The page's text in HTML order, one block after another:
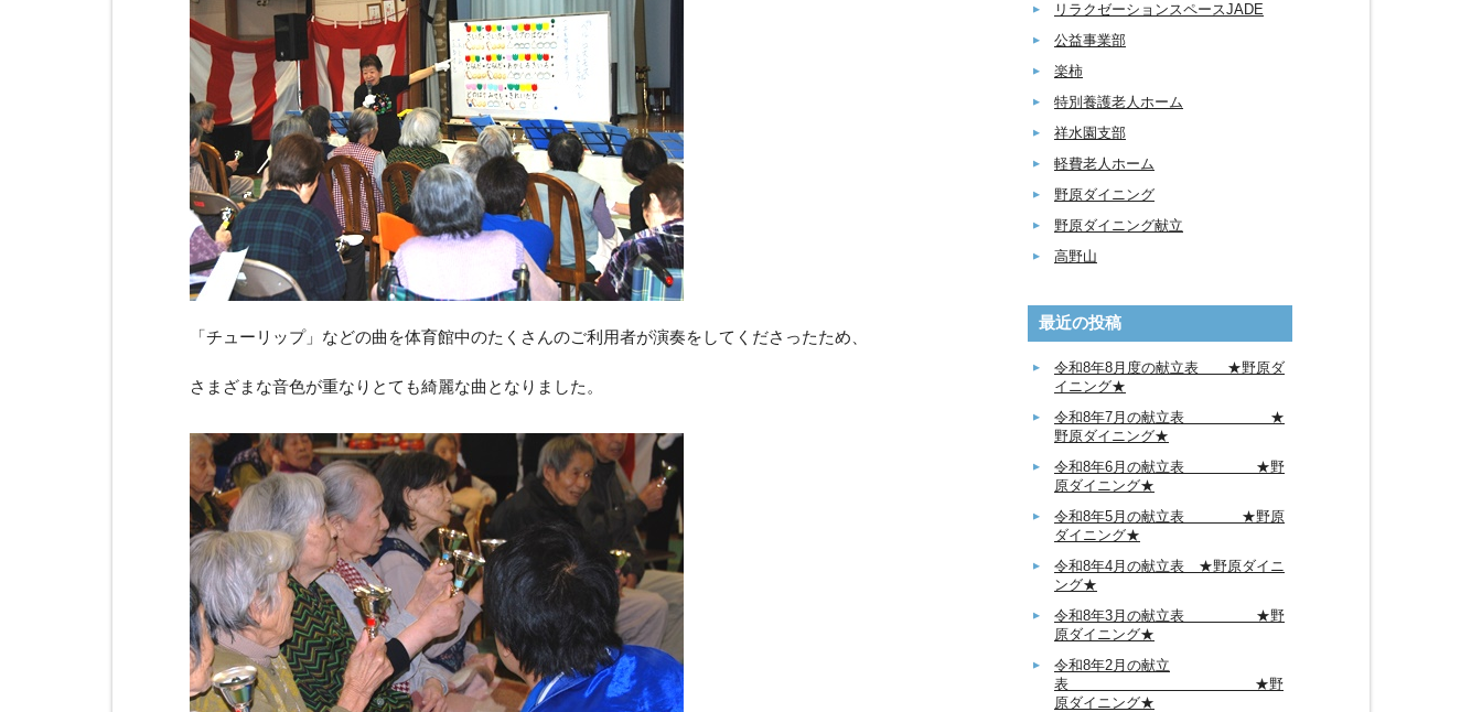
「チューリップ」などの曲を体育館中のたくさんのご利用者が演奏をしてくださったため、
さまざまな音色が重なりとても綺麗な曲となりました。
リラクゼーションスペースJADE
公益事業部
楽柿
特別養護老人ホーム
祥水園支部
軽費老人ホーム
野原ダイニング
野原ダイニング献立
高野山
最近の投稿
令和8年8月度の献立表 ★野原ダ
イニング★
令和8年7月の献立表 ★
野原ダイニング★
令和8年6月の献立表 ★野
原ダイニング★
令和8年5月の献立表 ★野原
ダイニング★
令和8年4月の献立表 ★野原ダイニ
ング★
令和8年3月の献立表 ★野
原ダイニング★
令和8年2月の献立
表 ★野
原ダイニング★